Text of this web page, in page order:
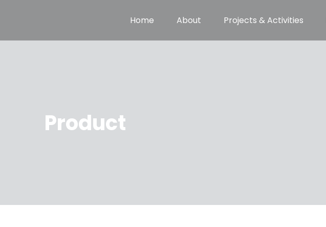
Home About Projects & Activities
Product